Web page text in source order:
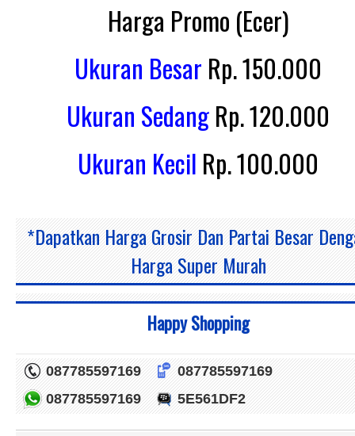
Harga Promo (Ecer)
Ukuran Besar Rp. 150.000
Ukuran SedangRp. 120.000
Ukuran Kecil Rp. 100.000
*Dapatkan Harga Grosir Dan Partai Besar
Harga Super Murah
Happy Shopping
087785597169
087785597169
087785597169
5E561DF2